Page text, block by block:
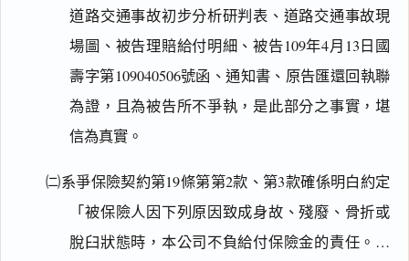
道路交通事故初步分析研判表、道路交通事故現
場圖、被告理賠給付明細、被告109年4月13日國
壽字第109040506號函、通知書、原告匯還回執聯
為證，且為被告所不爭執，是此部分之事實，堪
信為真實。
㈡系爭保險契約第19條第第2款、第3款確係明白約定
「被保險人因下列原因致成身故、殘廢、骨折或
脫臼狀態時，本公司不負給付保險金的責任。…